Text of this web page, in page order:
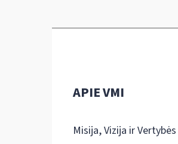
APIE VMI
Misija, Vizija ir Vertybės